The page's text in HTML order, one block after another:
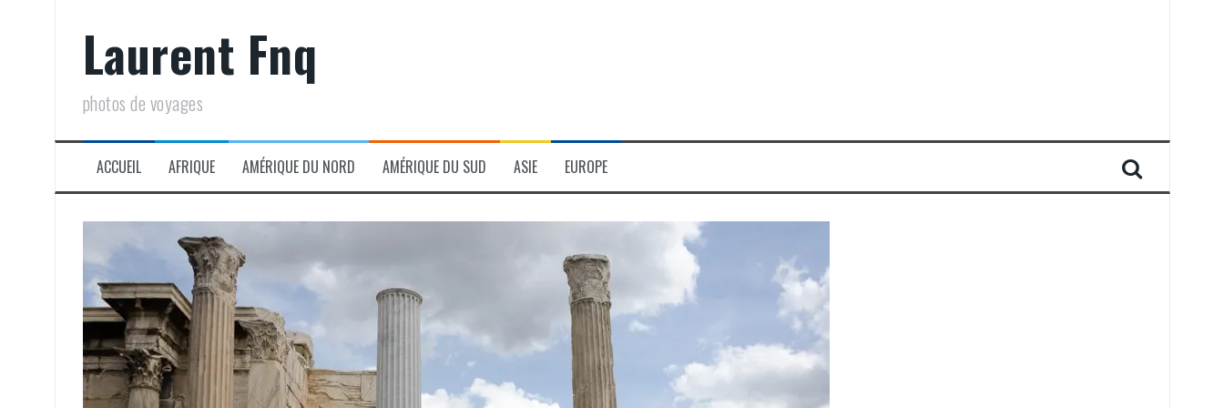
Laurent Fnq
photos de voyages
ACCUEIL AFRIQUE AMÉRIQUE DU NORD AMÉRIQUE DU SUD ASIE EUROPE